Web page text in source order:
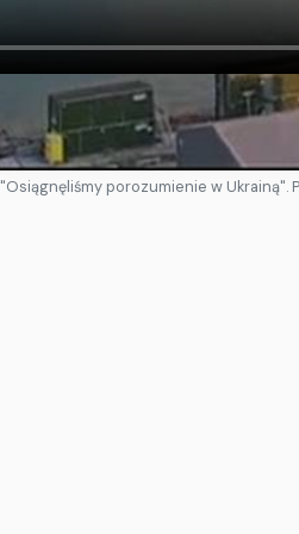
Idź do
"Osiągnęliśmy porozumienie w Ukrainą".